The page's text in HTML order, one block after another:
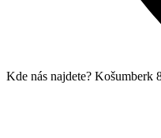
Kde nás najdete? Košumberk